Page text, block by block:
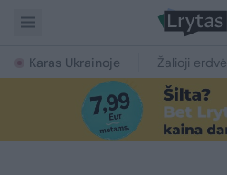
Karas Ukrainoje Žalioji erdvė